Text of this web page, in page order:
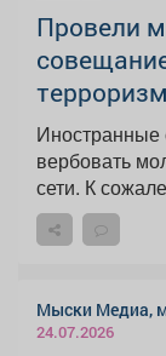
Провели
вербовать
сети. К
Мыски Медиа,
24.07.2026